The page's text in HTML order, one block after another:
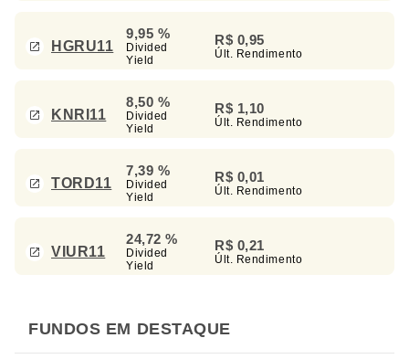
HGRU11
9,95 %
Divided
Yield
R$ 0,95
Últ. Rendimento
KNRI11
8,50 %
Divided
Yield
R$ 1,10
Últ. Rendimento
TORD11
7,39 %
Divided
Yield
R$ 0,01
Últ. Rendimento
VIUR11
24,72 %
Divided
Yield
R$ 0,21
Últ. Rendimento
FUNDOS EM DESTAQUE